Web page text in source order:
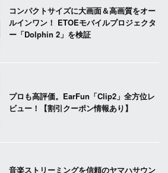
コンパクトサイズに大画面＆高画質をオー
ルインワン！ ETOEモバイルプロジェクタ
ー「Dolphin 2」を検証
プロも高評価。EarFun「Clip2」全方位レ
ビュー！【割引クーポン情報あり】
音楽ストリーミングを信頼のヤマハサウン